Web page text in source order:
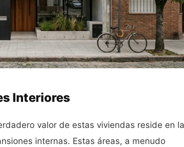
Interiores
valor de estas viviendas reside en la
internas. Estas áreas, a menudo